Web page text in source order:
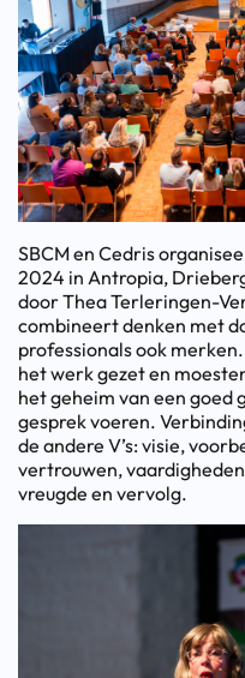
SBCM en Cedris
2024 in Antropia,
door Thea Terleringen-
combineert denken met
professionals ook
het werk gezet en
het geheim van een goed
gesprek voeren.
de andere V’s: visie,
vertrouwen,
vreugde en vervolg.